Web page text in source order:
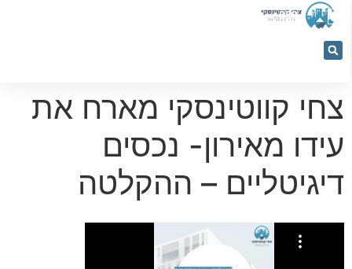
053-
5366884
צחי קווטינסקי מארח את
עידו מאירון- נכסים
דיגיטליים – ההקלטה